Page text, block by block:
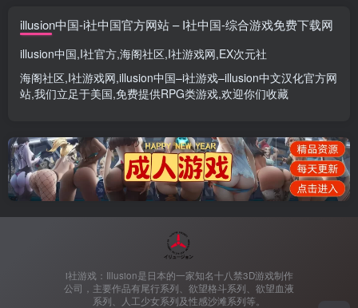
illusion中国-i社中国官方网站 – I社中国-综合游戏免费下载网
illusion中国,I社官方,海阁社区,I社游戏网,EX次元社
海阁社区,I社游戏网,illusion中国–i社游戏–illusion中文汉化官方网
站,我们立足于美国,免费提供RPG类游戏,欢迎你们收藏
i社游戏：Illusion是日本的一家知名十八禁3D游戏制作
公司，主要作品有尾行系列、欲望格斗系列、欲望血液
系列、人工少女系列及性感沙滩系列等。